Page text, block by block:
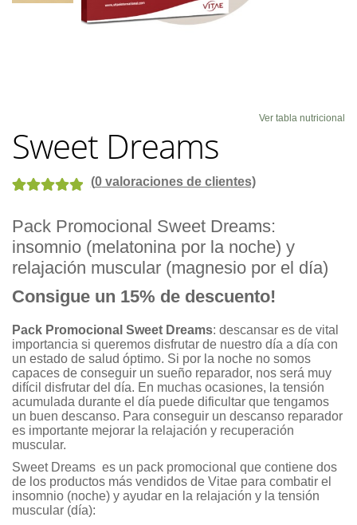
Ver tabla nutricional
Sweet Dreams
5.00de 5 en
base a
valoración de
(0valoraciones de clientes)
Pack Promocional Sweet Dreams:
insomnio (melatonina por la noche) y
relajación muscular (magnesio por el día)
Consigue un 15% de descuento!
Pack Promocional Sweet Dreams: descansar es de vital
importancia si queremos disfrutar de nuestro día a día con
un estado de salud óptimo. Si por la noche no somos
capaces de conseguir un sueño reparador, nos será muy
difícil disfrutar del día. En muchas ocasiones, la tensión
acumulada durante el día puede dificultar que tengamos
un buen descanso. Para conseguir un descanso reparador
es importante mejorar la relajación y recuperación
muscular.
Sweet Dreams es un pack promocional que contiene dos
de los productos más vendidos de Vitae para combatir el
insomnio (noche) y ayudar en la relajación y la tensión
muscular (día):